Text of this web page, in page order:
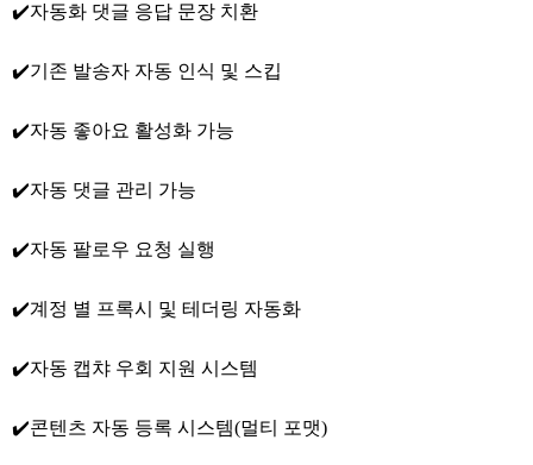
✔️자동화 댓글 응답 문장 치환
✔️기존 발송자 자동 인식 및 스킵
✔️자동 좋아요 활성화 가능
✔️자동 댓글 관리 가능
✔️자동 팔로우 요청 실행
✔️계정 별 프록시 및 테더링 자동화
✔️자동 캡챠 우회 지원 시스템
✔️콘텐츠 자동 등록 시스템(멀티 포맷)